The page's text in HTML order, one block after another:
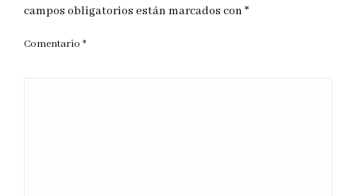
campos obligatorios están marcados con *
Comentario *